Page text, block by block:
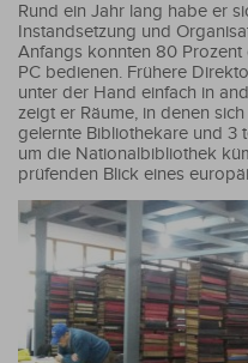
Rund ein Jahr lang habe er
Instandsetzung und
Anfangs konnten 80 Prozent
PC bedienen. Frühere
unter der Hand einfach in
zeigt er Räume, in denen
gelernte Bibliothekare und 3
um die Nationalbibliothek
prüfenden Blick eines